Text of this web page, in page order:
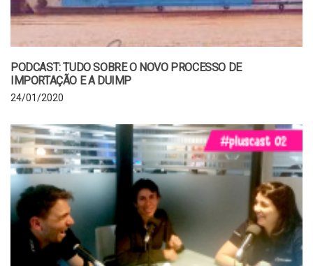
PODCAST: TUDO SOBRE O NOVO PROCESSO DE
IMPORTAÇÃO E A DUIMP
24/01/2020